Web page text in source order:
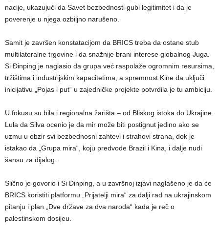
nacije, ukazujući da Savet bezbednosti gubi legitimitet i da je
poverenje u njega ozbiljno narušeno.
Samit je završen konstatacijom da BRICS treba da ostane stub
multilateralne trgovine i da snažnije brani interese globalnog Juga.
Si Đinping je naglasio da grupa već raspolaže ogromnim resursima,
tržištima i industrijskim kapacitetima, a spremnost Kine da uključi
inicijativu „Pojas i put“ u zajedničke projekte potvrdila je tu ambiciju.
U fokusu su bila i regionalna žarišta – od Bliskog istoka do Ukrajine.
Lula da Silva ocenio je da mir može biti postignut jedino ako se
uzmu u obzir svi bezbednosni zahtevi i strahovi strana, dok je
istakao da „Grupa mira“, koju predvode Brazil i Kina, i dalje nudi
šansu za dijalog.
Slično je govorio i Si Đinping, a u završnoj izjavi naglašeno je da će
BRICS koristiti platformu „Prijatelji mira“ za dalji rad na ukrajinskom
pitanju i plan „Dve države za dva naroda“ kada je reč o
palestinskom dosijeu.